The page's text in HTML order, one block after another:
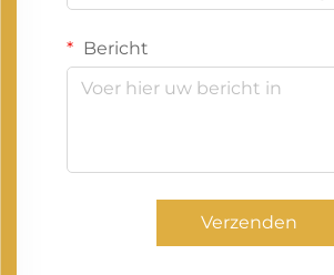
Bericht
Verzenden